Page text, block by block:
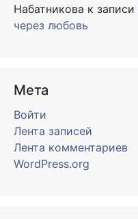
Набатникова к записи
через любовь
Мета
Войти
Лента записей
Лента комментариев
WordPress.org